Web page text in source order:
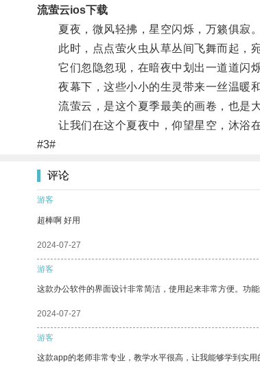
流萤云ios下载
夏夜，微风轻拂，星空闪烁，万籁俱寂。
此时，点点萤火虫从草丛间飞舞而起，宛
它们忽隐忽现，在暗夜中划出一道道闪烁
夜幕下，这些小小的生灵带来一丝温暖和
流萤云，是这个夏季最美的画卷，也是大
让我们在这个夏夜中，仰望星空，沐浴在
#3#
评论
游客
超棒啊 好用
2024-07-27
游客
这款办公软件的界面设计非常简洁，使用起来非常方便。功能
2024-07-27
游客
这款app的老师非常专业，教学水平很高，让我能够学到实用